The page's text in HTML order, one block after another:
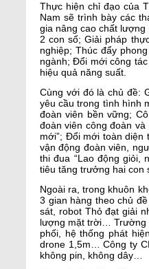
Thực hiện chỉ đạo của
Nam sẽ trình bày các
gia nâng cao chất
2 con số; Giải pháp
nghiệp; Thúc đẩy
ngành; Đổi mới công
hiệu quả năng suất.
Cùng với đó là chủ đề:
yêu cầu trong tình hình
đoàn viên bền vững;
đoàn viên công đoàn
mới”; Đổi mới toàn diện
vận động đoàn viên,
thi đua “Lao động giỏi,
tiêu tăng trưởng hai con
Ngoài ra, trong khuôn
3 gian hàng theo chủ
sát, robot Thỏ đạt giải
lượng mặt trời… Trường
phối, hệ thống phát
drone 1,5m… Công ty
không pin, không dây…